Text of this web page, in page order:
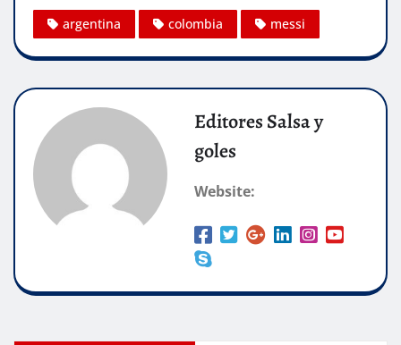
argentina colombia messi
Editores Salsa y
goles
Website: